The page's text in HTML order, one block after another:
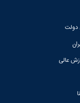
دولت
عالی